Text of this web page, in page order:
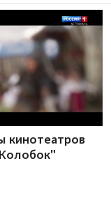
кинотеатров